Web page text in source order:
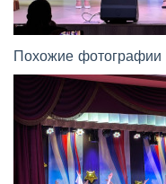
Похожие фотографии